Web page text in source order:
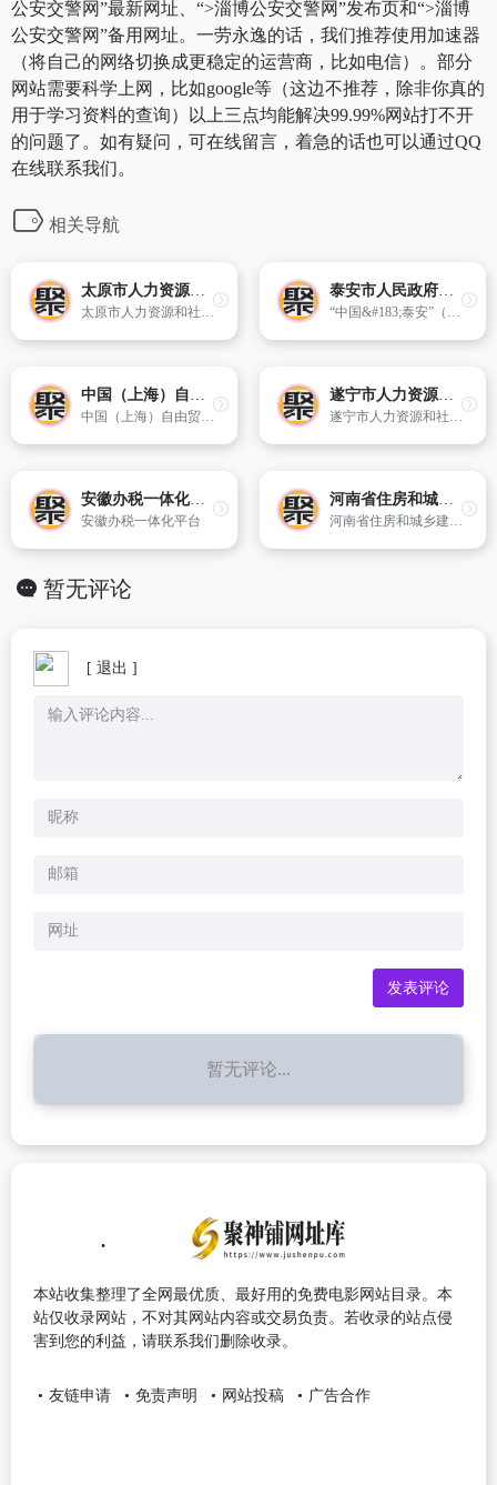
公安交警网”最新网址、“>淄博公安交警网”发布页和“>淄博
公安交警网”备用网址。一劳永逸的话，我们推荐使用加速器
（将自己的网络切换成更稳定的运营商，比如电信）。部分
网站需要科学上网，比如google等（这边不推荐，除非你真的
用于学习资料的查询）以上三点均能解决99.99%网站打不开
的问题了。如有疑问，可在线留言，着急的话也可以通过QQ
在线联系我们。
相关导航
太原市人力资源和社会保障局
太原市人力资源和社会保障局
泰安市人民政府门户网站
“中国&#183;泰安”（泰安市政府门户网站）由泰安市人民政府办公室主办,泰安市电子政务办公室负责管理运维,是市政府设立的面向公众和社会的政务外网门户。
中国（上海）自由贸易试验区门户网站
中国（上海）自由贸易试验区网站(www.shftz.gov.cn)是中国（上海）自由贸易试验区中文门户网站
遂宁市人力资源和社会保障局
遂宁市人力资源和社会保障局网站是遂宁市人力资源和社会保障局为方便社会各界了解人力资源和社会保障政策,办理人力资源和社会保障相关事项而建立的公共信息网站。公众可通过网站了解有关人力资源和社会保障业务的办事程序、咨询相关的政策法规、举报违反人力资源和社会保障法律法规的行为、监督人力资源和社会保
安徽办税一体化平台
安徽办税一体化平台
河南省住房和城乡建设厅门户网站
河南省住房和城乡建设厅网(http://www.hnjs.gov.cn)是河南省住房和城乡建设厅主办的全省具权威性的门户网站。网站将发挥行业优势,注重社会效益,坚持服务为主,不断完善功能,多方位提供具有权威性、准确性、及时性的行业信息,并为建设企业提供良好的网上宣传信息平台。使之更好地服务于省委、省政府,服务于全
暂无评论
[ 退出 ]
暂无评论...
本站收集整理了全网最优质、最好用的免费电影网站目录。本
站仅收录网站，不对其网站内容或交易负责。若收录的站点侵
害到您的利益，请联系我们删除收录。
友链申请 免责声明 网站投稿 广告合作